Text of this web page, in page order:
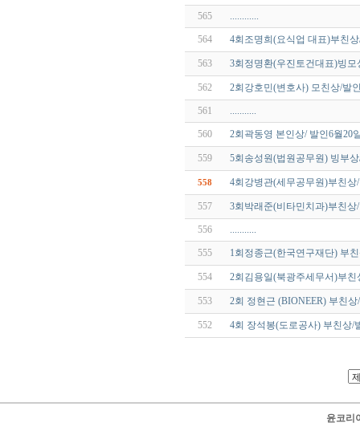
565 ............
564 4회조명희(요식업 대표)부친
563 3회정명환(우진토건대표)빙모
562 2회강호민(변호사) 모친상/발
561 ...........
560 2회곽동영 본인상/ 발인6월20
559 5회송성원(법원공무원) 빙부
558 4회강병관(세무공무원)부친상
557 3회박래준(비타민치과)부친상
556 ...........
555 1회정종근(한국연구재단) 부
554 2회김용일(북광주세무서)부친
553 2회 정현근 (BIONEER) 부친
552 4회 장석봉(도로공사) 부친상/
윤코리